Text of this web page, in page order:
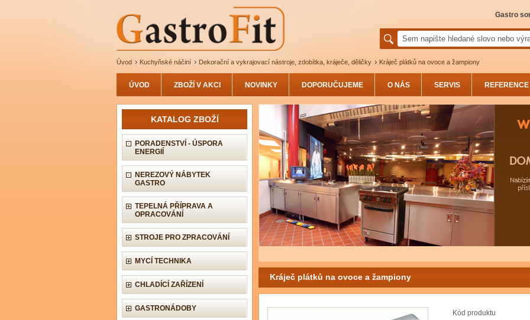
Úvod Kuchyňské náčiní Dekorační a vykrajovací nástroje, zdobítka, kráječe, děličky Kráječ plátků na ovoce a žampiony
Gastro
ÚVOD ZBOŽÍ V AKCI NOVINKY DOPORUČUJEME O NÁS SERVIS REFERENCE
KATALOG ZBOŽÍ
PORADENSTVÍ - ÚSPORA
ENERGIÍ
NEREZOVÝ NÁBYTEK
GASTRO
TEPELNÁ PŘÍPRAVA A
OPRACOVÁNÍ
STROJE PRO ZPRACOVÁNÍ
MYCÍ TECHNIKA
CHLADÍCÍ ZAŘÍZENÍ
GASTRONÁDOBY
Kráječ plátků na ovoce a žampiony
Kód produktu